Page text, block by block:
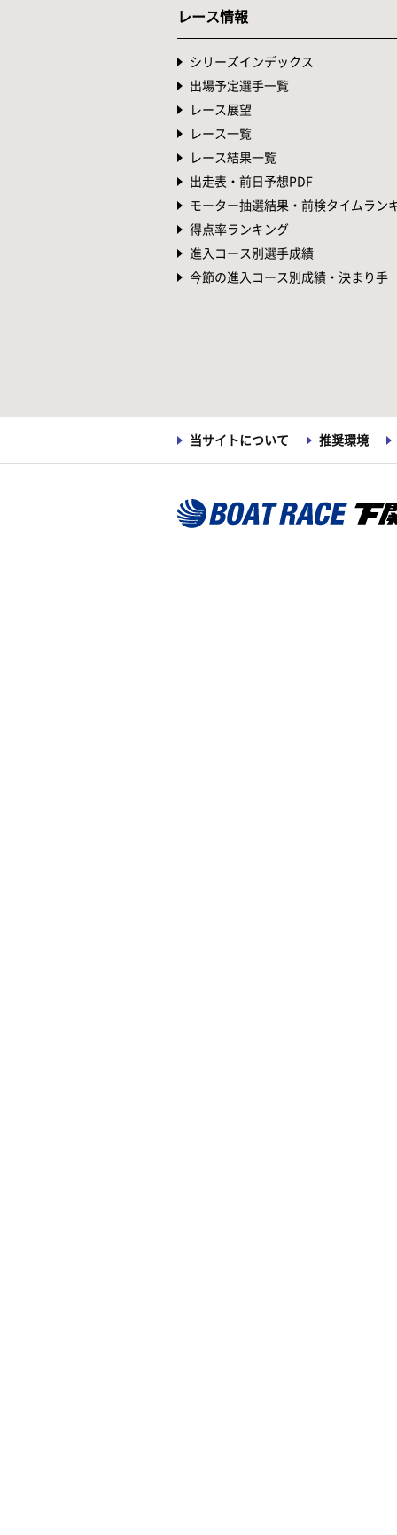
レース情報
シリーズインデックス
出場予定選手一覧
レース展望
レース一覧
レース結果一覧
出走表・前日予想PDF
モーター抽選結果・前検タイムラン
得点率ランキング
進入コース別選手成績
今節の進入コース別成績・決まり手
当サイトについて 推奨環境